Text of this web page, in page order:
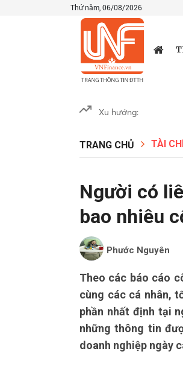
Thứ năm, 06/08/2026
Xu hướng:
TRANG CHỦ TÀI
Người có
bao nhiêu
Phước Nguyên
Theo các báo cáo
cùng các cá nhân,
phần nhất định tại
những thông tin
doanh nghiệp ngày